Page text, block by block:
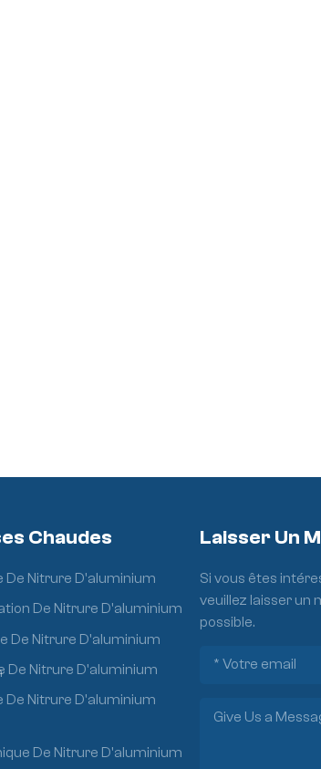
Chaudes
De Nitrure D'aluminium
De Nitrure D'aluminium
De Nitrure D'aluminium
De Nitrure D'aluminium
De Nitrure D'aluminium
De Nitrure D'aluminium
Laisser Un
Si vous êtes
veuillez laisser un
possible.